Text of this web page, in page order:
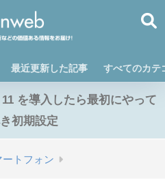
最近更新した記事 すべてのカテ
を導入したら最初にやって
初期設定
ートフォン